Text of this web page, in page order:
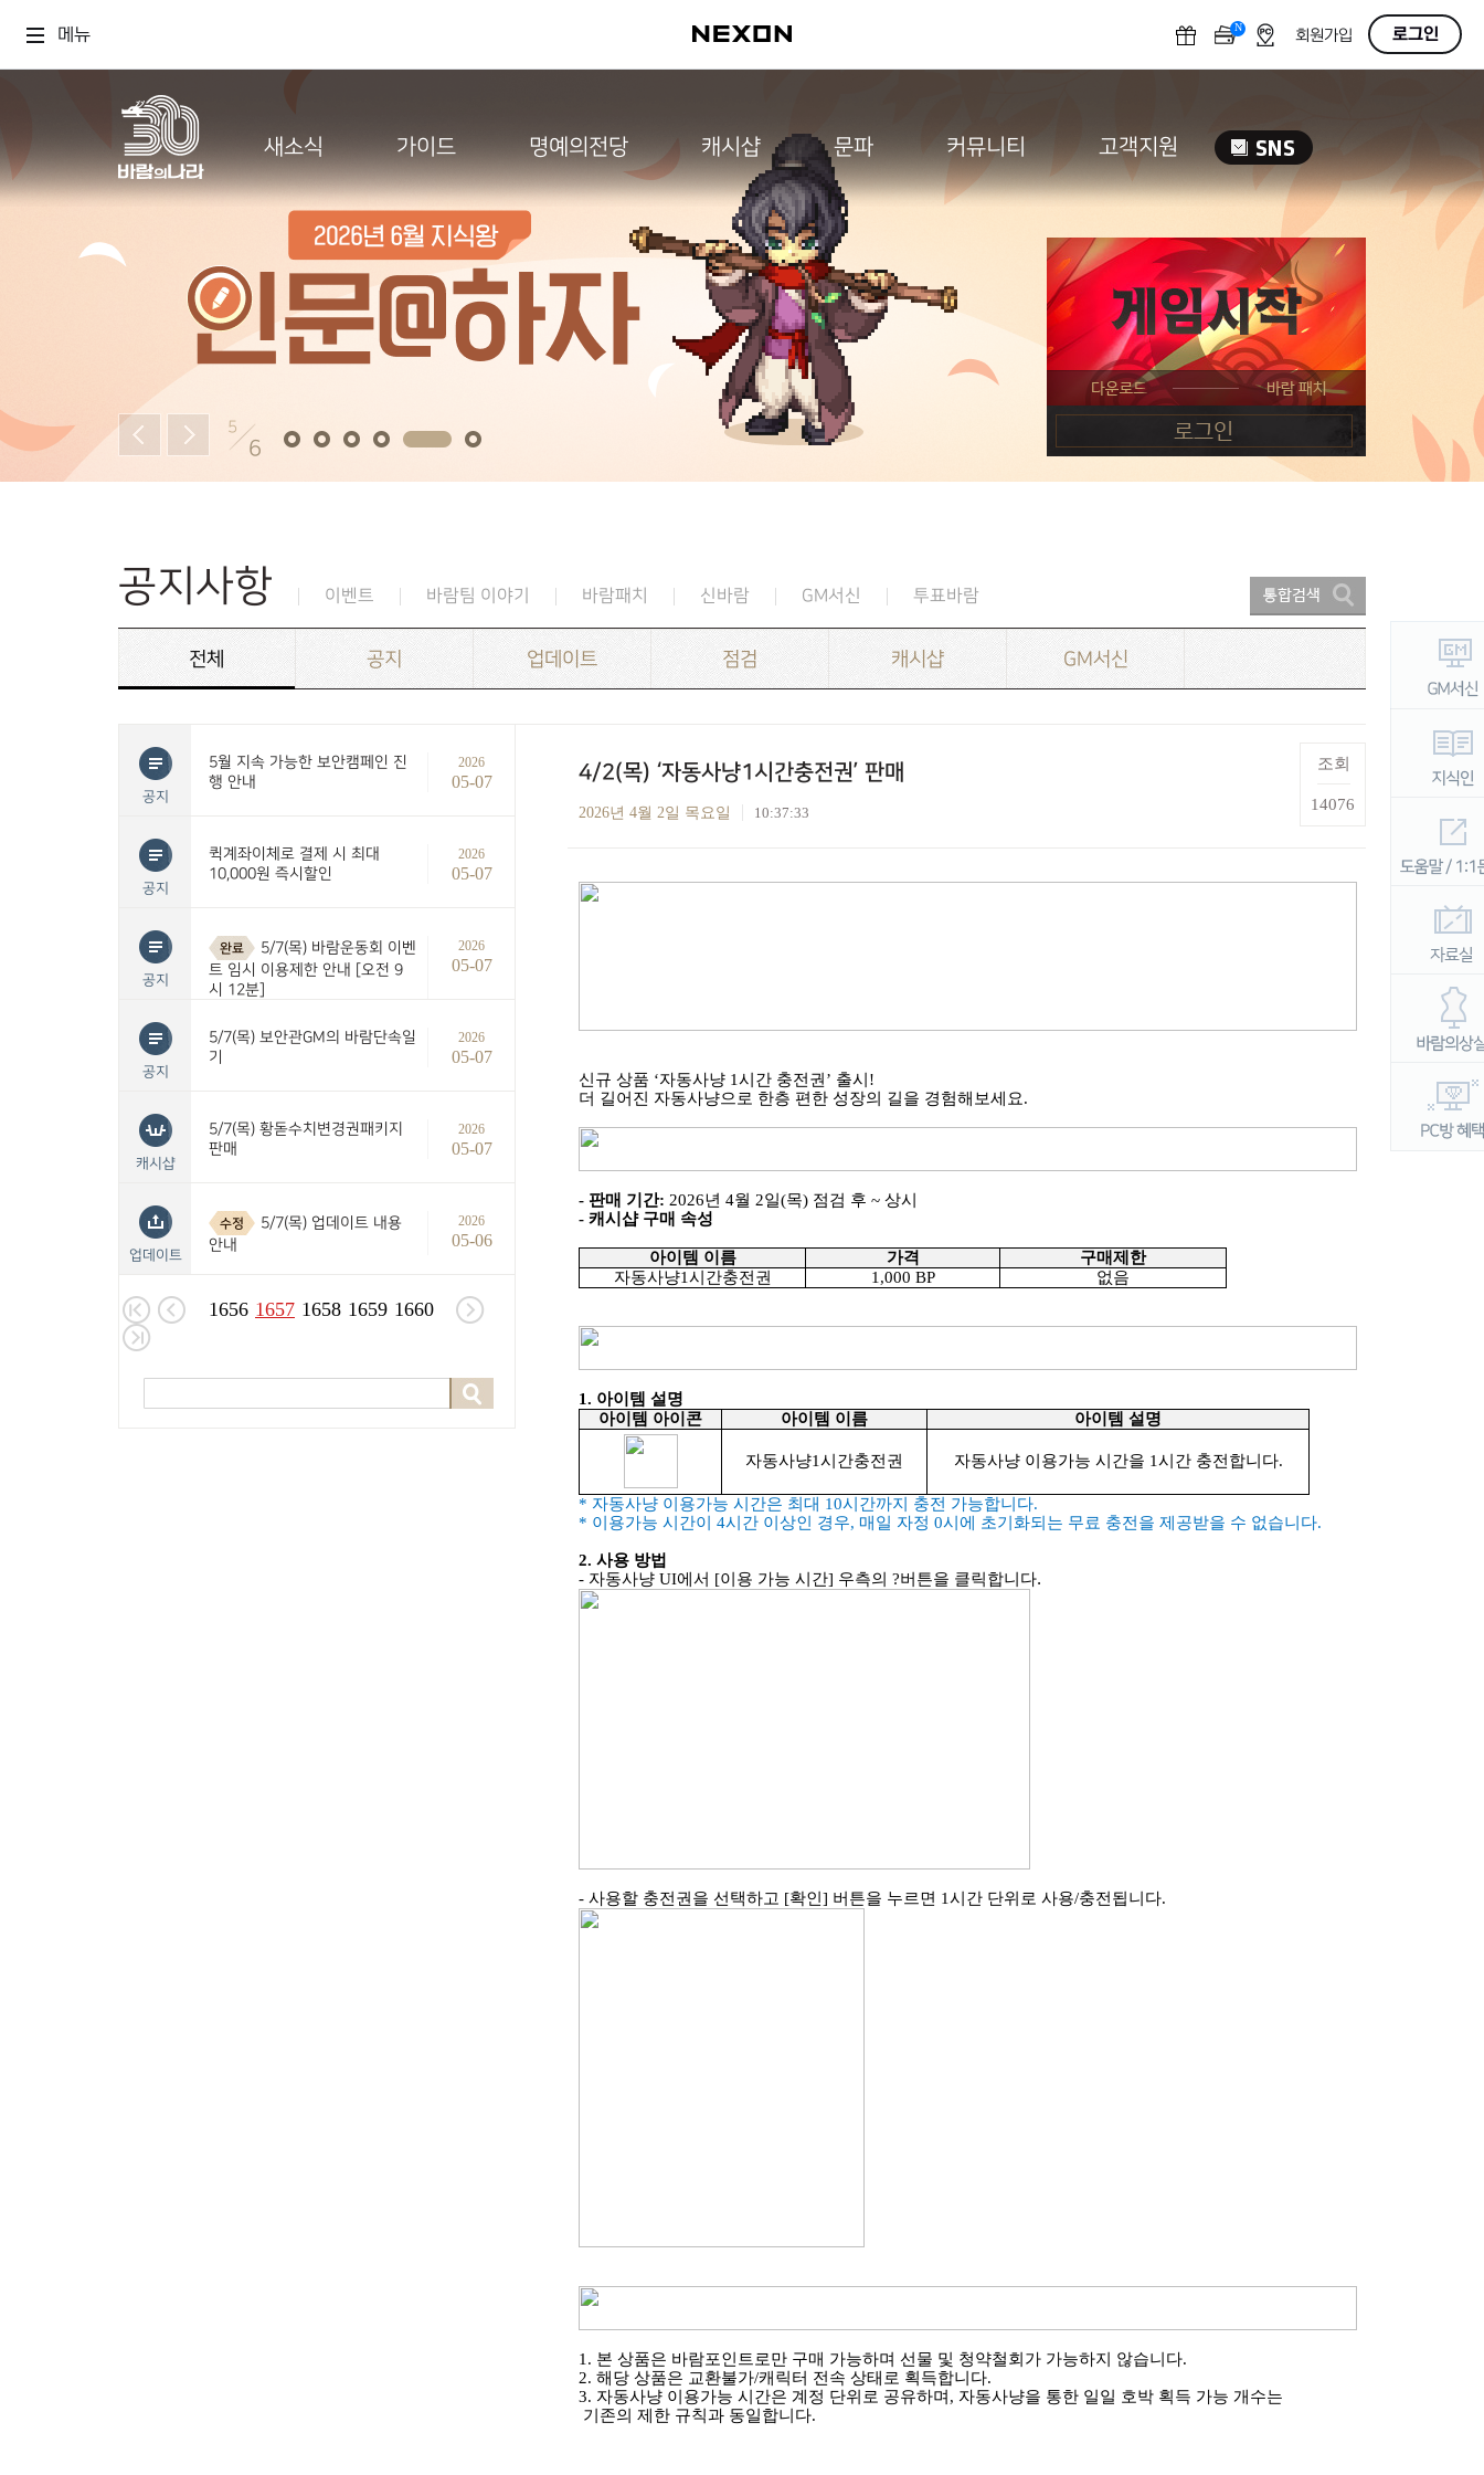
메뉴 N OFF회원가입 로그인
새소식 가이드 명예의전당 캐시샵 문파 커뮤니티 고객지원
5
6
공지사항 이벤트 바람팀 이야기 바람패치 신바람 GM서신 투표바람
전체 공지 업데이트 점검 캐시샵 GM서신
공지
5월 지속 가능한 보안캠페인 진
행 안내
2026
05-07
공지
퀵계좌이체로 결제 시 최대
10,000원 즉시할인
2026
05-07
공지
완료
5/7(목) 바람운동회 이벤
트 임시 이용제한 안내 [오전 9
시 12분]
2026
05-07
공지
5/7(목) 보안관GM의 바람단속일
기
2026
05-07
캐시샵
5/7(목) 황돋수치변경권패키지
판매
2026
05-07
업데이트
수정
5/7(목) 업데이트 내용
안내
2026
05-06
1656 1657 1658 1659 1660
4/2(목) ‘자동사냥1시간충전권’ 판매
2026년 4월 2일 목요일 10:37:33
조회
14076
신규 상품 ‘자동사냥 1시간 충전권 ’ 출시 !
더 길어진 자동사냥으로 한층 편한 성장의 길을 경험해보세요.
- 판매 기간: 2026년 4월 2일(목) 점검 후 ~ 상시
- 캐시샵 구매 속성
아이템 이름 가격
구매제한
자동사냥1시간충전권 1,000 BP 없음
1. 아이템 설명
아이템 아이콘
아이템 이름 아이템 설명
자동사냥1시간충전권 자동사냥 이용가능 시간을 1시간 충전합니다.
* 자동사냥 이용가능 시간은 최대 10시간까지 충전 가능합니다.
* 이용가능 시간이 4시간 이상인 경우, 매일 자정 0시에 초기화되는 무료 충전을 제공받을 수 없습니다.
2. 사용 방법
- 자동사냥 UI에서 [이용 가능 시간] 우측의 ?버튼을 클릭합니다.
- 사용할 충전권을 선택하고 [확인 ] 버튼을 누르면 1시간 단위로 사용/충전됩니다.
1. 본 상품은 바람포인트로만 구매 가능하며 선물 및 청약철회가 가능하지 않습니다.
2. 해당 상품은 교환불가/캐릭터 전속 상태로 획득합니다.
3. 자동사냥 이용가능 시간은 계정 단위로 공유하며 , 자동사냥을 통한 일일 호박 획득 가능 개수는
기존의 제한 규칙과 동일합니다.